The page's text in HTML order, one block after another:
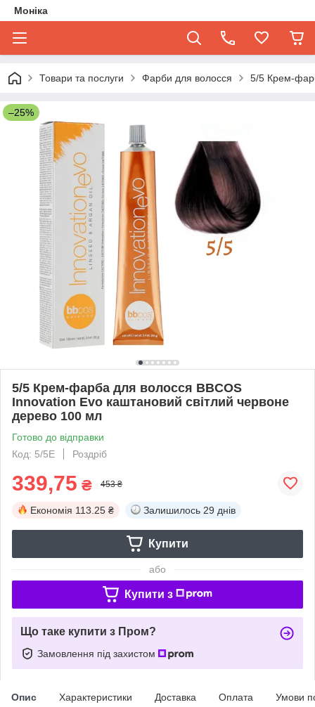
Моніка
Товари та послуги Фарби для волосся 5/5 Крем-
–25%
5/5 Крем-фарба для волосся BBCOS
Innovation Evо каштановий світлий червоне
дерево 100 мл
Готово до відправки
Код: 5/5E
Роздріб
339,75 ₴ 453 ₴
Економія 113.25 ₴ Залишилось 29 днів
Купити
або
Купити з
Що таке купити з Пром?
Замовлення під захистом
Опис Характеристики Доставка Оплата Умови